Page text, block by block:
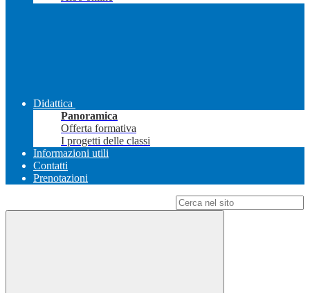
Didattica
Panoramica
Offerta formativa
I progetti delle classi
Informazioni utili
Contatti
Prenotazioni